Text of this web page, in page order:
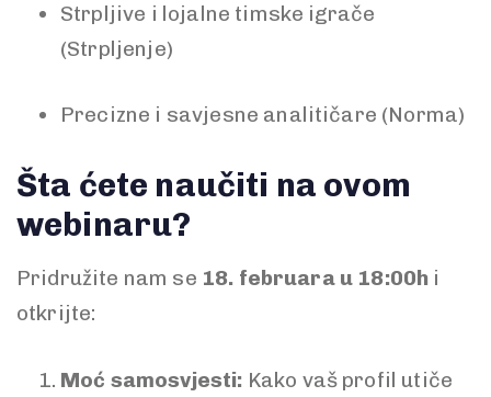
Strpljive i lojalne timske igrače
(Strpljenje)
Precizne i savjesne analitičare (Norma)
Šta ćete naučiti na ovom
webinaru?
Pridružite nam se 18. februara u 18:00h i
otkrijte:
Moć samosvjesti: Kako vaš profil utiče